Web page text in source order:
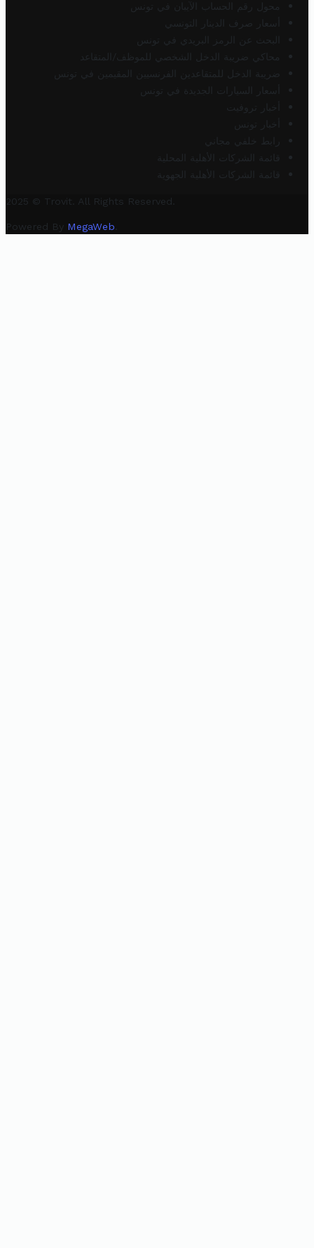
محول رقم الحساب الآيبان في تونس
أسعار صرف الدينار التونسي
البحث عن الرمز البريدي في تونس
محاكي ضريبة الدخل الشخصي للموظف/المتقاعد
ضريبة الدخل للمتقاعدين الفرنسيين المقيمين في تونس
أسعار السيارات الجديدة في تونس
أخبار تروفيت
أخبار تونس
رابط خلفي مجاني
قائمة الشركات الأهلية المحلية
قائمة الشركات الأهلية الجهوية
2025 © Trovit. All Rights Reserved.
Powered By MegaWeb